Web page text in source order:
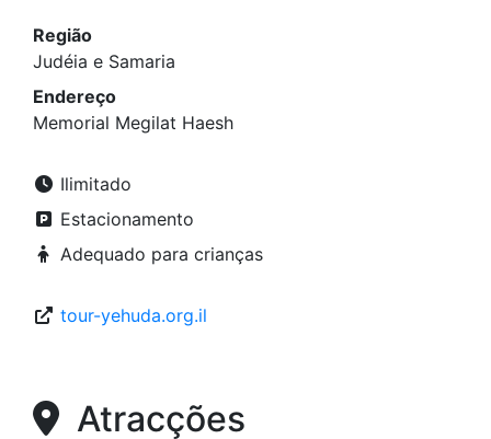
Região
Judéia e Samaria
Endereço
Memorial Megilat Haesh
Ilimitado
Estacionamento
Adequado para crianças
tour-yehuda.org.il
Atracções